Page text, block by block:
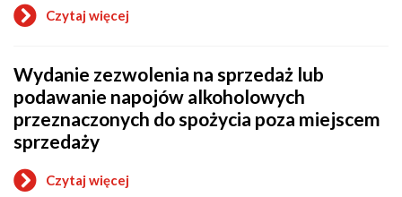
napojów
alkoholowych
Czytaj więcej
o
zezwolenia
sprzedaż
lub
podawanie
napojów
alkoholowych
Wydanie zezwolenia na sprzedaż lub
podawanie napojów alkoholowych
przeznaczonych do spożycia poza miejscem
sprzedaży
Czytaj więcej
o